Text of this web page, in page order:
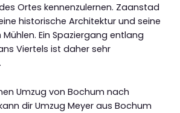
Ortes kennenzulernen. Zaanstad
historische Architektur und seine
Ein Spaziergang entlang
Viertels ist daher sehr
Umzug von Bochum nach
dir Umzug Meyer aus Bochum